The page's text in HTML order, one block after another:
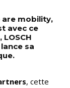
are mobility,
avec ce
sa
, cette